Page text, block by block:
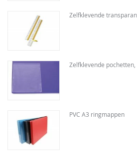
Zelfklevende
Zelfklevende pochetten,
PVC A3 ringmappen